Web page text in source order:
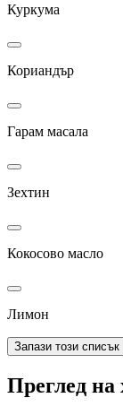
Куркума
Кориандър
Гарам масала
Зехтин
Кокосово масло
Лимон
Запази този списък
Преглед на